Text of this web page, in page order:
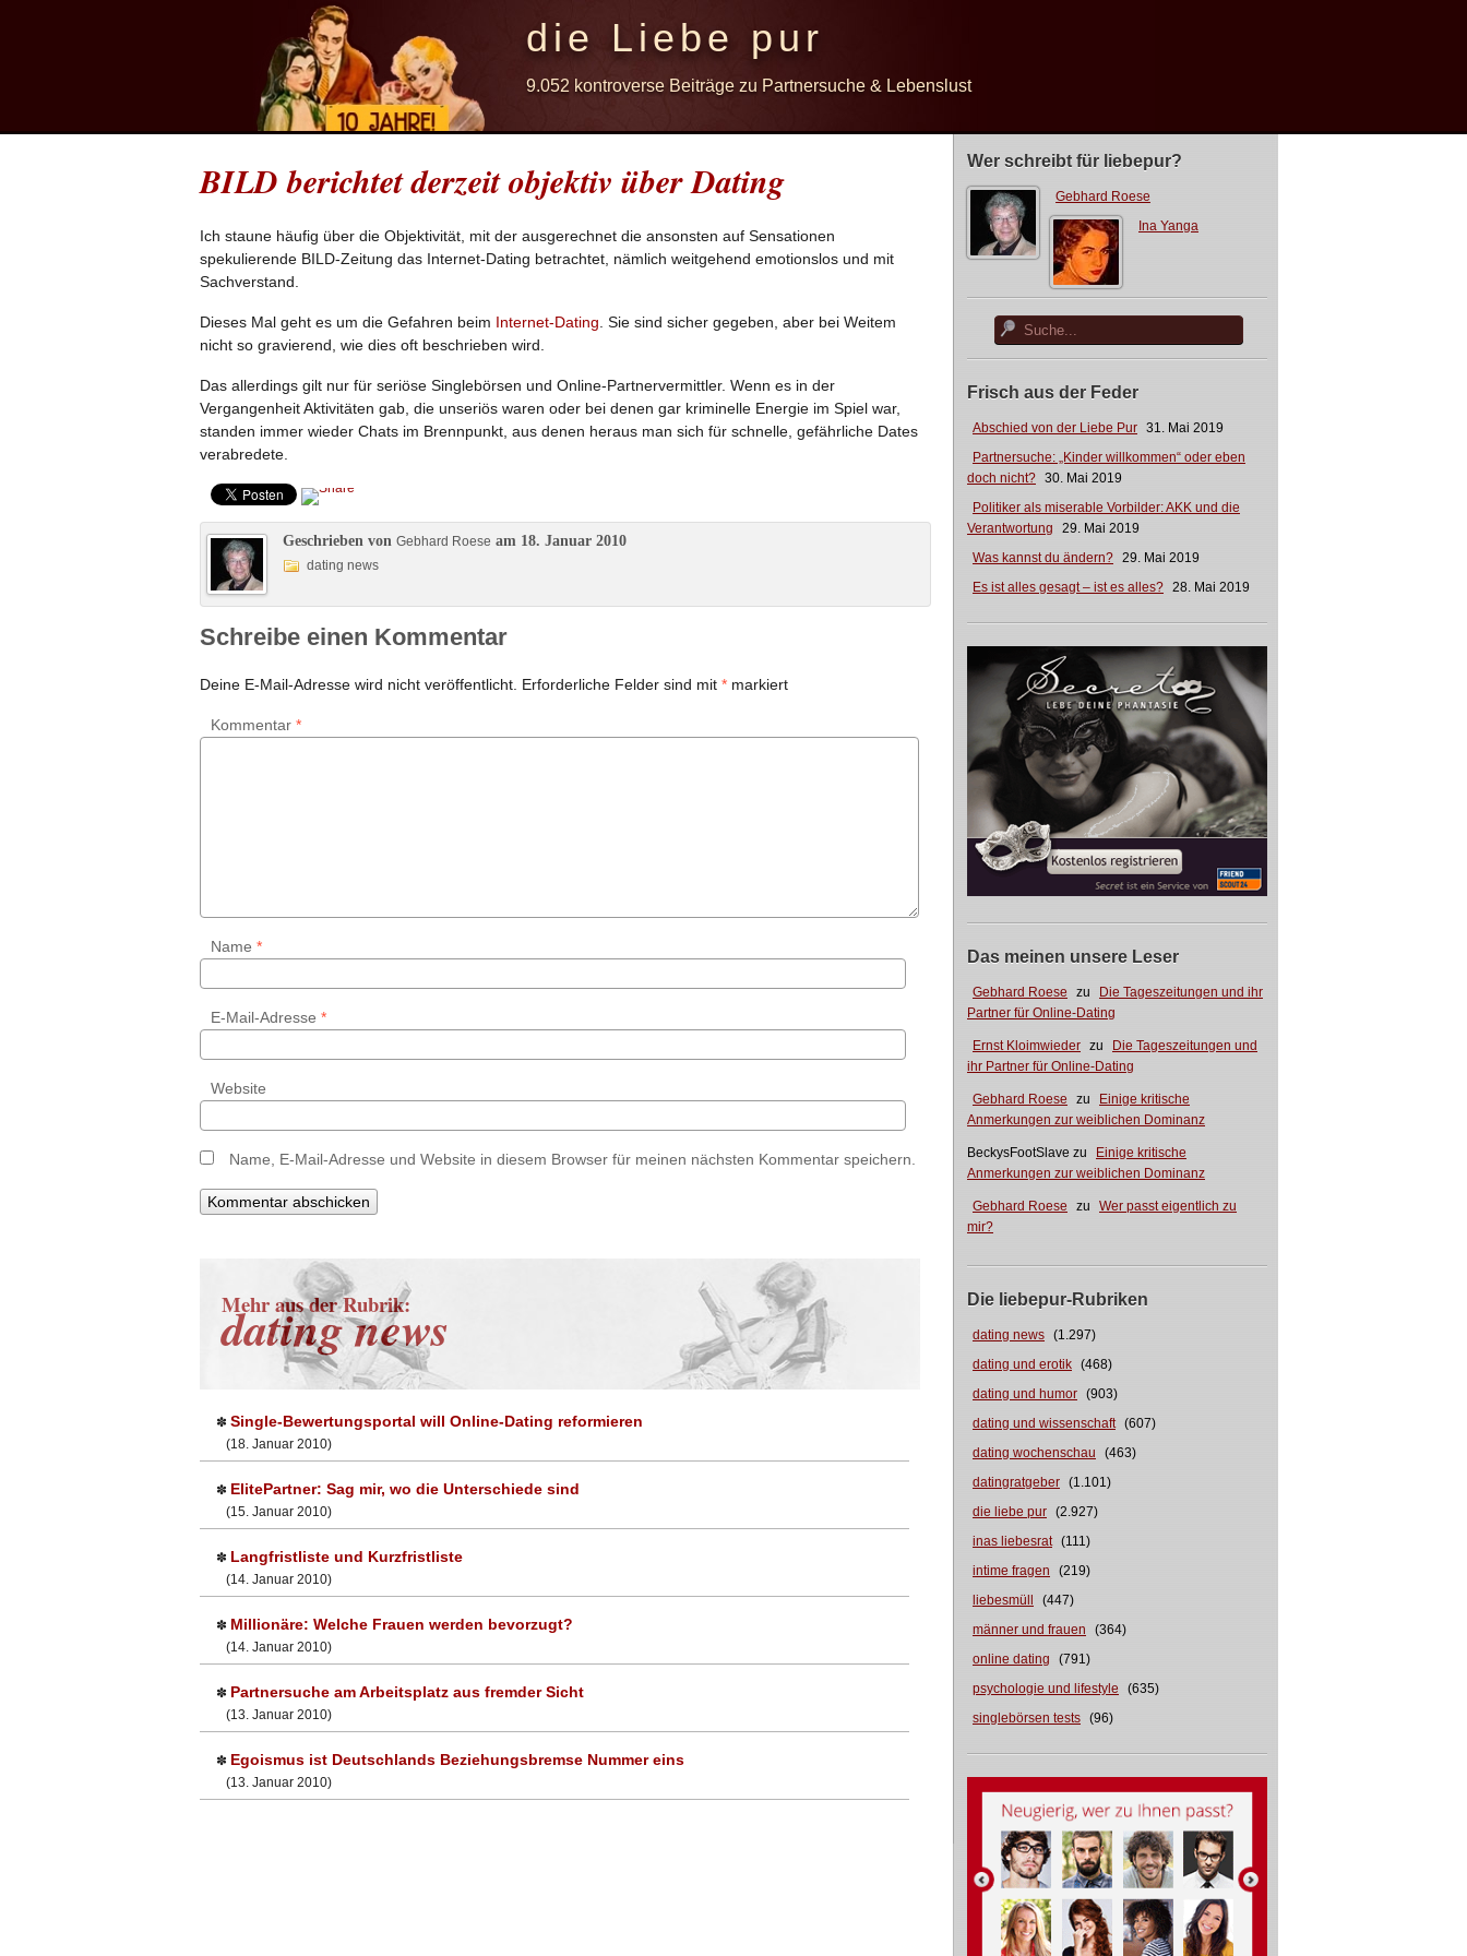
die Liebe pur
9.052 kontroverse Beiträge zu Partnersuche & Lebenslust
Wer schreibt für liebepur?
Gebhard Roese
Ina Yanga
Frisch aus der Feder
Abschied von der Liebe Pur 31. Mai 2019
Partnersuche: „Kinder willkommen“ oder eben
doch nicht? 30. Mai 2019
Politiker als miserable Vorbilder: AKK und die
Verantwortung
29. Mai 2019
Was kannst du ändern? 29. Mai 2019
Es ist alles gesagt – ist es alles? 28. Mai 2019
Das meinen unsere Leser
Gebhard Roese zu
Die Tageszeitungen und ihr
Partner für Online-Dating
Ernst Kloimwieder zu
Die Tageszeitungen und
ihr Partner für Online-Dating
Gebhard Roese zu
Einige kritische
Anmerkungen zur weiblichen Dominanz
BeckysFootSlave zu
Einige kritische
Anmerkungen zur weiblichen Dominanz
Gebhard Roese zu
Wer passt eigentlich zu
mir?
Die liebepur-Rubriken
dating news (1.297)
dating und erotik (468)
dating und humor (903)
dating und wissenschaft (607)
dating wochenschau
(463)
datingratgeber (1.101)
die liebe pur (2.927)
inas liebesrat (111)
intime fragen
(219)
liebesmüll
(447)
männer und frauen
(364)
online dating
(791)
psychologie und lifestyle
(635)
singlebörsen tests (96)
BILD berichtet derzeit objektiv über Dating
Ich staune häufig über die Objektivität, mit der ausgerechnet die ansonsten auf Sensationen
spekulierende BILD-Zeitung das Internet-Dating betrachtet, nämlich weitgehend emotionslos und mit
Sachverstand.
Dieses Mal geht es um die Gefahren beim Internet-Dating . Sie sind sicher gegeben, aber bei Weitem
nicht so gravierend, wie dies oft beschrieben wird.
Das allerdings gilt nur für seriöse Singlebörsen und Online-Partnervermittler. Wenn es in der
Vergangenheit Aktivitäten gab, die unseriös waren oder bei denen gar kriminelle Energie im Spiel war,
standen immer wieder Chats im Brennpunkt, aus denen heraus man sich für schnelle, gefährliche Dates
verabredete.
Geschrieben von Gebhard Roese am 18. Januar 2010
dating news
Schreibe einen Kommentar
Deine E-Mail-Adresse wird nicht veröffentlicht. Erforderliche Felder sind mit * markiert
Kommentar *
Name *
E-Mail-Adresse *
Website
Name, E-Mail-Adresse und Website in diesem Browser für meinen nächsten Kommentar speichern.
Mehr aus der Rubrik:
dating news
✽ Single-Bewertungsportal will Online-Dating reformieren
(18. Januar 2010)
✽ ElitePartner: Sag mir, wo die Unterschiede sind
(15. Januar 2010)
✽ Langfristliste und Kurzfristliste
(14. Januar 2010)
✽ Millionäre: Welche Frauen werden bevorzugt?
(14. Januar 2010)
✽ Partnersuche am Arbeitsplatz aus fremder Sicht
(13. Januar 2010)
✽ Egoismus ist Deutschlands Beziehungsbremse Nummer eins
(13. Januar 2010)